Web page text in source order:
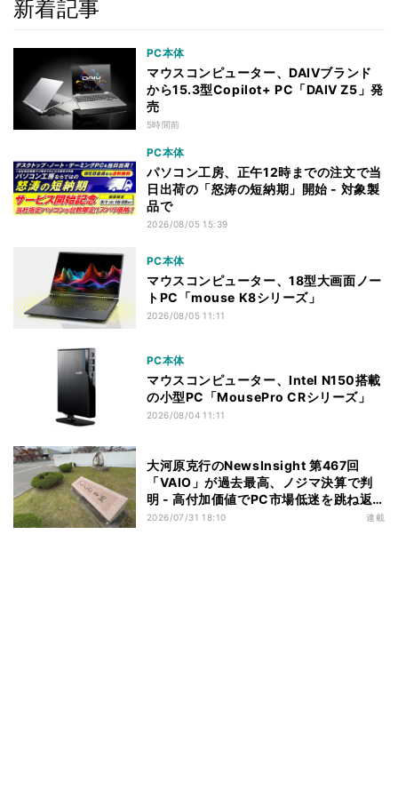
新着記事
PC本体
マウスコンピューター、DAIVブランド
から15.3型Copilot+ PC「DAIV Z5」発
売
5時間前
PC本体
パソコン工房、正午12時までの注文で当
日出荷の「怒涛の短納期」開始 - 対象製
品で
2026/08/05 15:39
PC本体
マウスコンピューター、18型大画面ノー
トPC「mouse K8シリーズ」
2026/08/05 11:11
PC本体
マウスコンピューター、Intel N150搭載
の小型PC「MousePro CRシリーズ」
2026/08/04 11:11
大河原克行のNewsInsight 第467回
「VAIO」が過去最高、ノジマ決算で判
明 - 高付加価値でPC市場低迷を跳ね返
す
2026/07/31 18:10 連載